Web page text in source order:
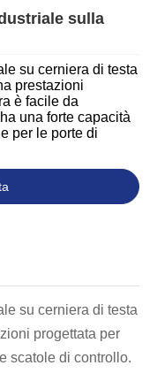
sulla
su cerniera di testa
prestazioni
è facile da
una forte capacità
per le porte di
su cerniera di testa
progettata per
scatole di controllo.